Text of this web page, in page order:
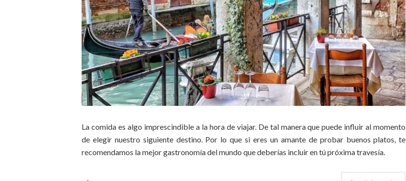
La comida es algo imprescindible a la hora de viajar. De tal manera que puede influir al momento
de elegir nuestro siguiente destino. Por lo que si eres un amante de probar buenos platos, te
recomendamos la mejor gastronomía del mundo que deberías incluir en tú próxima travesía.